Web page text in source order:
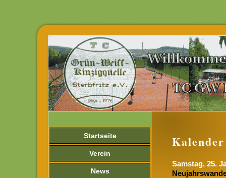
Startseite
Verein
News
Samstag, 25.